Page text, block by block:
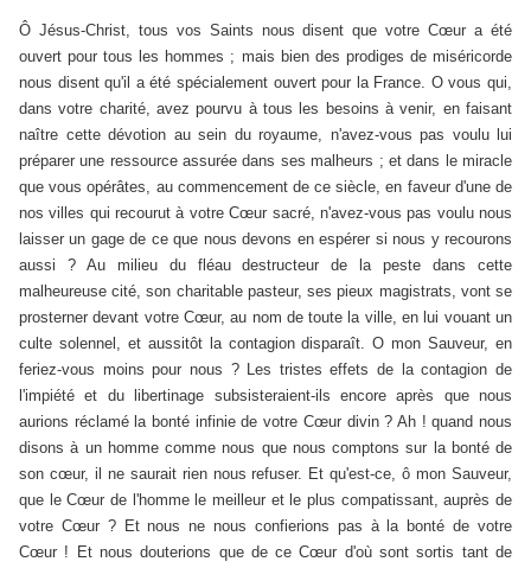
Ô Jésus-Christ, tous vos Saints nous disent que votre Cœur a été
ouvert pour tous les hommes ; mais bien des prodiges de miséricorde
nous disent qu'il a été spécialement ouvert pour la France. O vous qui,
dans votre charité, avez pourvu à tous les besoins à venir, en faisant
naître cette dévotion au sein du royaume, n'avez-vous pas voulu lui
préparer une ressource assurée dans ses malheurs ; et dans le miracle
que vous opérâtes, au commencement de ce siècle, en faveur d'une de
nos villes qui recourut à votre Cœur sacré, n'avez-vous pas voulu nous
laisser un gage de ce que nous devons en espérer si nous y recourons
aussi ? Au milieu du fléau destructeur de la peste dans cette
malheureuse cité, son charitable pasteur, ses pieux magistrats, vont se
prosterner devant votre Cœur, au nom de toute la ville, en lui vouant un
culte solennel, et aussitôt la contagion disparaît. O mon Sauveur, en
feriez-vous moins pour nous ? Les tristes effets de la contagion de
l'impiété et du libertinage subsisteraient-ils encore après que nous
aurions réclamé la bonté infinie de votre Cœur divin ? Ah ! quand nous
disons à un homme comme nous que nous comptons sur la bonté de
son cœur, il ne saurait rien nous refuser. Et qu'est-ce, ô mon Sauveur,
que le Cœur de l'homme le meilleur et le plus compatissant, auprès de
votre Cœur ? Et nous ne nous confierions pas à la bonté de votre
Cœur ! Et nous douterions que de ce Cœur d'où sont sortis tant de